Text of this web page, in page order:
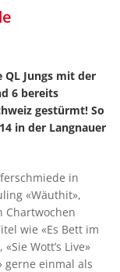
QL Jungs mit der
6 bereits
gestürmt! So
in der Langnauer
in
«Wäuthit»,
Chartwochen
wie «Es Bett im
Wott’s Live»
gerne einmal als